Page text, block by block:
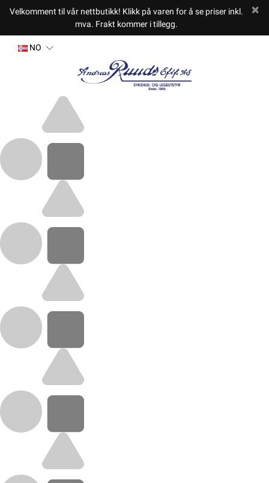
Velkomment til vår nettbutikk! Klikk på varen for å se priser inkl.
mva. Frakt kommer i tillegg.
NO